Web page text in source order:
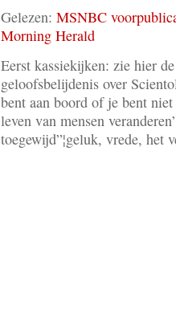
Gelezen: MSNBC
Morning Herald
Eerst kassiekijken: zie hier
geloofsbelijdenis over
bent aan boord of je bent
leven van mensen
toegewijd”¦geluk, vrede, het